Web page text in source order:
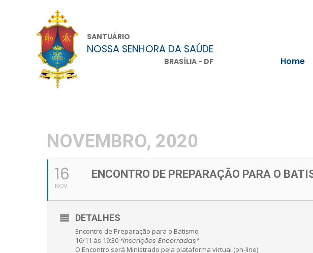
SANTUÁRIO
NOSSA SENHORA DA SAÚDE
BRASÍLIA - DF Home
NOVEMBRO, 2020
16
NOV
ENCONTRO DE PREPARAÇÃO PARA O
DETALHES
Encontro de Preparação para o Batismo
16/11 às 19:30 *Inscrições Encerradas*
O Encontro será Ministrado pela plataforma virtual (on-line).